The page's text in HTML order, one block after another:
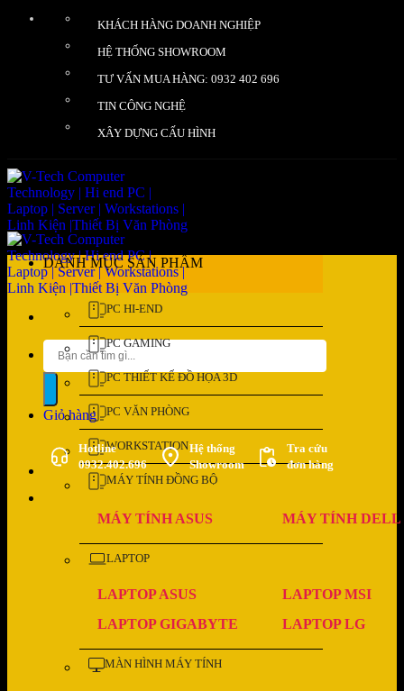
KHÁCH HÀNG DOANH NGHIỆP
HỆ THỐNG SHOWROOM
TƯ VẤN MUA HÀNG: 0932 402 696
TIN CÔNG NGHỆ
XÂY DỰNG CẤU HÌNH
Tìm
kiếm:
Giỏ hàng
Hotline
0932.402.696
Hệ thống
Showroom
Tra cứu
đơn hàng
DANH MỤC SẢN PHẨM
PC HI-END
PC GAMING
PC THIẾT KẾ ĐỒ HỌA 3D
PC VĂN PHÒNG
WORKSTATION
MÁY TÍNH ĐỒNG BỘ
MÁY TÍNH ASUS MÁY TÍNH DELL
LAPTOP
LAPTOP ASUS
LAPTOP MSI
LAPTOP GIGABYTE
LAPTOP LG
MÀN HÌNH MÁY TÍNH